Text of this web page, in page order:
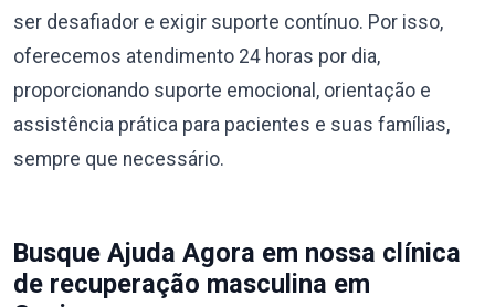
ser desafiador e exigir suporte contínuo. Por isso,
oferecemos atendimento 24 horas por dia,
proporcionando suporte emocional, orientação e
assistência prática para pacientes e suas famílias,
sempre que necessário.
Busque Ajuda Agora em nossa clínica
de recuperação masculina em